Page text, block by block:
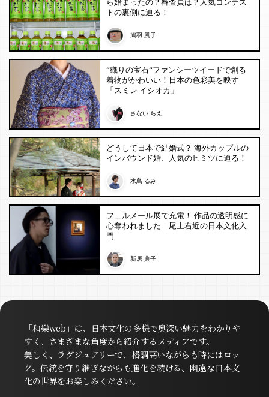
ら始まったの？審査員は？人気コンテス
トの裏側に迫る！
鳩羽 風子
“織りの宝石“ファンシーツイードで創る
着物がかわいい！日本の色彩美を映す
「スミレ イシオカ」
さない ちえ
どうして日本で結婚式？ 海外カップルの
インバウンド婚、人気のヒミツに迫る！
水鳥 るみ
フェルメール展で充電！ 作品の透明感に
心奪われました｜尾上右近の日本文化入
門
新居 典子
「和樂web」は、日本文化の多様で奥深い魅力をわかりや
すく、さまざまな角度から紹介するメディアです。
美しく、ラグジュアリーで、格調高いながらも時にはロッ
ク。伝統を守り継ぎながらも進化を続ける、幽遠な日本文
化の世界をお楽しみください。